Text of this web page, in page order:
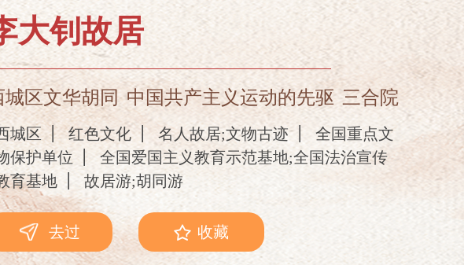
大钊故居
城区文华胡同 中国共产主义运动的先驱 三合院
城区 红色文化 名人故居;文物古迹
全国重点文
保护单位
全国爱国主义教育示范基地;全国法治宣传
育基地
故居游;胡同游
去过 收藏